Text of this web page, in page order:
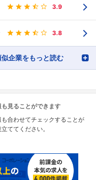
3.9
3.8
企業をもっと読む
見ることができます
合わせてチェックすることが
ててください。